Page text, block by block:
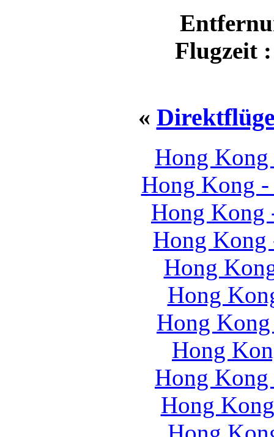
Flugzeit
«
Hong
Hong Kong
Hong
Hong
Hong
Hong
Hong
Hong
Hong Kong
Hong